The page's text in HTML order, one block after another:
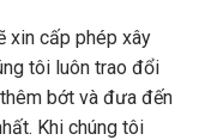
xin cấp phép xây
tôi luôn trao đổi
bớt và đưa đến
Khi chúng tôi